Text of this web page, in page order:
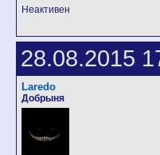
Неактивен
28.08.2015
Laredo
Добрыня